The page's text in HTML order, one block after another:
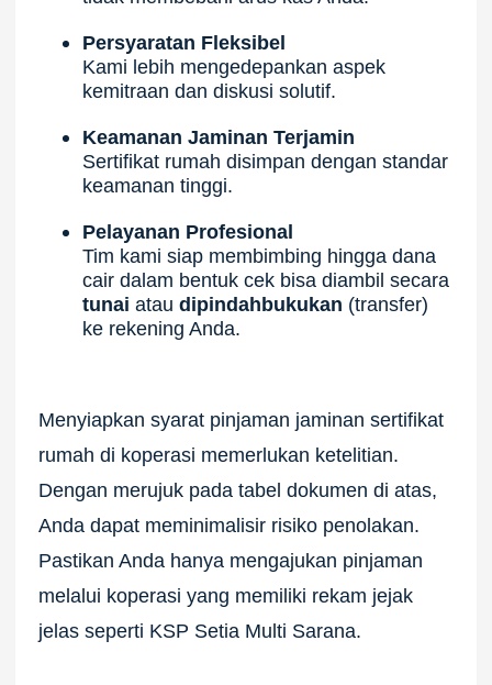
Persyaratan Fleksibel
Kami lebih mengedepankan aspek
kemitraan dan diskusi solutif.
Keamanan Jaminan Terjamin
Sertifikat rumah disimpan dengan standar
keamanan tinggi.
Pelayanan Profesional
Tim kami siap membimbing hingga dana
cair dalam bentuk cek bisa diambil secara
tunai atau dipindahbukukan (transfer)
ke rekening Anda.
Menyiapkan syarat pinjaman jaminan sertifikat
rumah di koperasi memerlukan ketelitian.
Dengan merujuk pada tabel dokumen di atas,
Anda dapat meminimalisir risiko penolakan.
Pastikan Anda hanya mengajukan pinjaman
melalui koperasi yang memiliki rekam jejak
jelas seperti KSP Setia Multi Sarana.